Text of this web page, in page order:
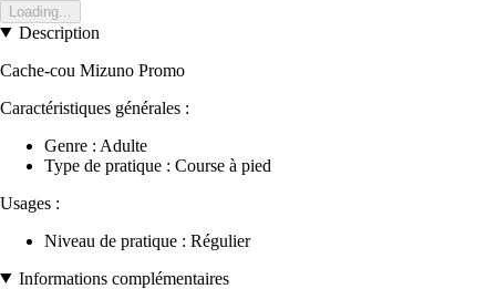
Loading...
Description
Cache-cou Mizuno Promo
Caractéristiques générales :
Genre : Adulte
Type de pratique : Course à pied
Usages :
Niveau de pratique : Régulier
Informations complémentaires